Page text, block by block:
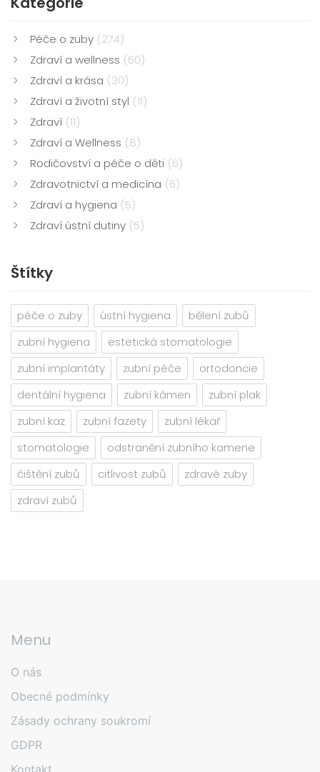
Péče o zuby (274)
Zdraví a wellness (60)
Zdraví a krása (30)
Zdraví a životní styl (11)
Zdraví (11)
Zdraví a Wellness (8)
Rodičovství a péče o děti (6)
Zdravotnictví a medicína (6)
Zdraví a hygiena (5)
Zdraví ústní dutiny (5)
Štítky
péče o zuby ústní hygiena
bělení zubů
zubní hygiena
estetická stomatologie
zubní implantáty
zubní péče
ortodoncie
dentální hygiena
zubní kámen
zubní plak
zubní kaz
zubní fazety
zubní lékař
stomatologie
odstranění zubního kamene
čištění zubů
citlivost zubů
zdravé zuby
zdraví zubů
Menu
O nás
Obecné podmínky
Zásady ochrany soukromí
GDPR